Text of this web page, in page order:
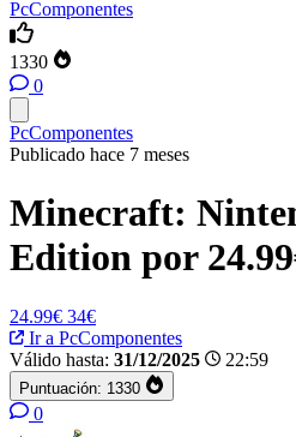
PcComponentes
1330
0
PcComponentes
Publicado hace 7 meses
Minecraft:
Edition por
24.99€ 34€
Ir a PcComponentes
Válido hasta: 31/12/2025 22:59
Puntuación: 1330
0